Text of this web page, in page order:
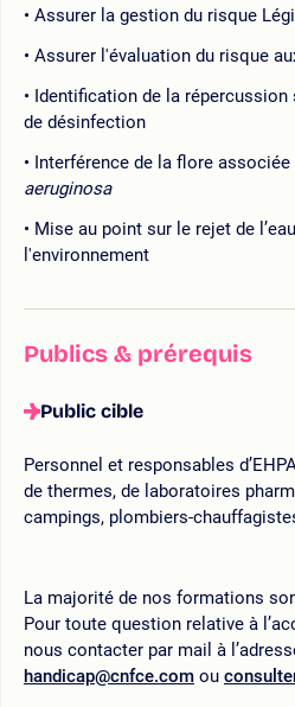
Assurer la gestion du risque
Assurer l'évaluation du risque
Identification de la répercussion
de désinfection
Interférence de la flore associée
aeruginosa
Mise au point sur le rejet de
l'environnement
Publics & prérequis
Public cible
Personnel et responsables
de thermes, de laboratoires
campings, plombiers-
La majorité de nos formations
Pour toute question relative à
nous contacter par mail à
handicap@cnfce.com ou